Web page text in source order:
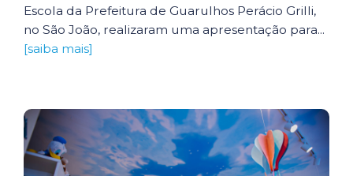
Escola da Prefeitura de Guarulhos Perácio Grilli,
no São João, realizaram uma apresentação para...
[saiba mais]